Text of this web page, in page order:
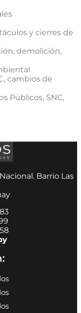
y cierres de
demolición,
cambios de
Públicos, SNC,
Barrio Las